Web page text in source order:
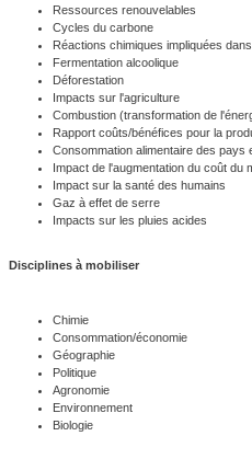
Ressources renouvelables
Cycles du carbone
Réactions chimiques impliquées
Fermentation alcoolique
Déforestation
Impacts sur l'agriculture
Combustion (transformation de
Rapport coûts/bénéfices pour la
Consommation alimentaire des pays
Impact de l'augmentation du coût du
Impact sur la santé des humains
Gaz à effet de serre
Impacts sur les pluies acides
Disciplines à mobiliser
Chimie
Consommation/économie
Géographie
Politique
Agronomie
Environnement
Biologie